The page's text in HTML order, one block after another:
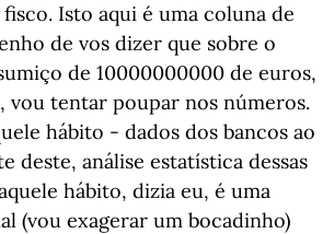
Isto aqui é uma coluna de
de vos dizer que sobre o
de 10000000000 de euros,
vou tentar poupar nos números.
hábito - dados dos bancos ao
deste, análise estatística dessas
hábito, dizia eu, é uma
(vou exagerar um bocadinho)